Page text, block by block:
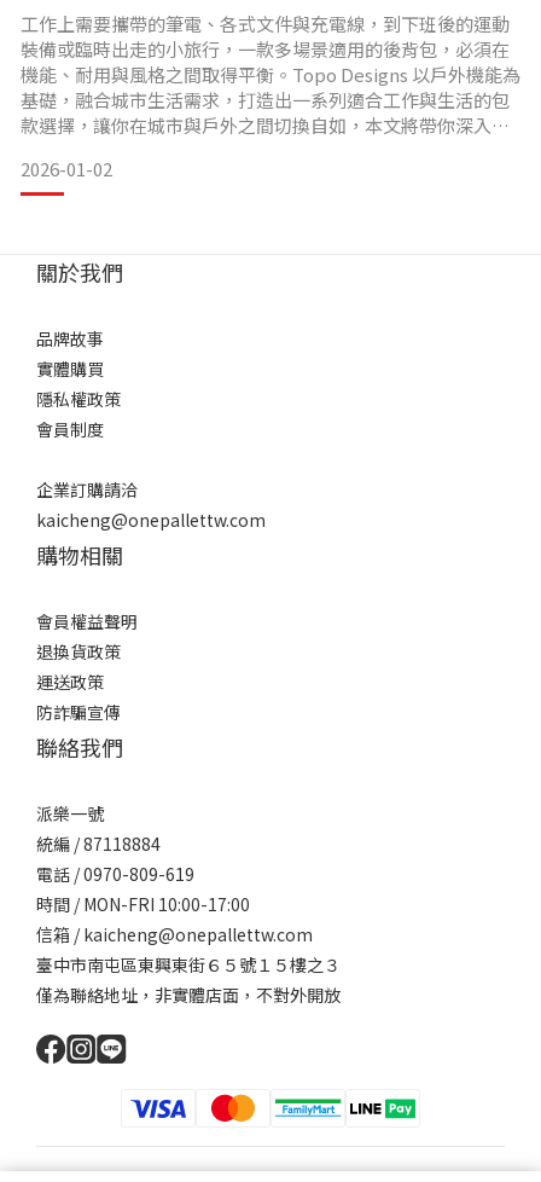
工作上需要攜帶的筆電、各式文件與充電線，到下班後的運動
裝備或臨時出走的小旅行，一款多場景適用的後背包，必須在
機能、耐用與風格之間取得平衡。Topo Designs 以戶外機能為
基礎，融合城市生活需求，打造出一系列適合工作與生活的包
款選擇，讓你在城市與戶外之間切換自如，本文將帶你深入了
驟1：前開式還是上掀式？
分包款都同時提供前開式與上掀式設計，差別主要在使用習
2026-01-02
關於我們
品牌故事
實體購買
隱私權政策
會員制度
企業訂購請洽
kaicheng@onepallettw.com
購物相關
會員權益聲明
退換貨政策
運送政策
防詐騙宣傳
聯絡我們
派樂一號
統編 / 87118884
電話 / 0970-809-619
時間 / MON-FRI 10:00-17:00
信箱 / kaicheng@onepallettw.com
臺中市南屯區東興東街６５號１５樓之３
僅為聯絡地址，非實體店面，不對外開放